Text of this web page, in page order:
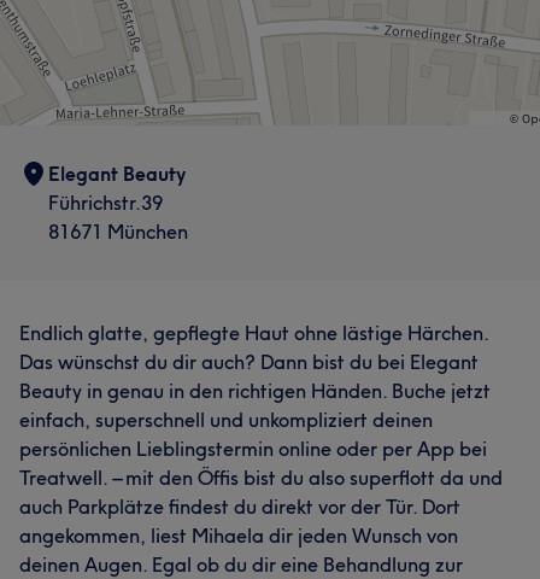
Elegant Beauty
Führichstr.39
81671 München
Endlich glatte, gepflegte Haut ohne lästige Härchen.
Das wünschst du dir auch? Dann bist du bei Elegant
Beauty in genau in den richtigen Händen. Buche jetzt
einfach, superschnell und unkompliziert deinen
persönlichen Lieblingstermin online oder per App bei
Treatwell. – mit den Öffis bist du also superflott da und
auch Parkplätze findest du direkt vor der Tür. Dort
angekommen, liest Mihaela dir jeden Wunsch von
deinen Augen. Egal ob du dir eine Behandlung zur